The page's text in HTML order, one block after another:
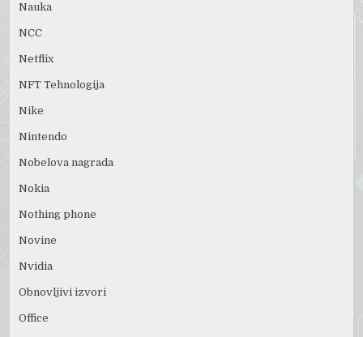
Nauka
NCC
Netflix
NFT Tehnologija
Nike
Nintendo
Nobelova nagrada
Nokia
Nothing phone
Novine
Nvidia
Obnovljivi izvori
Office